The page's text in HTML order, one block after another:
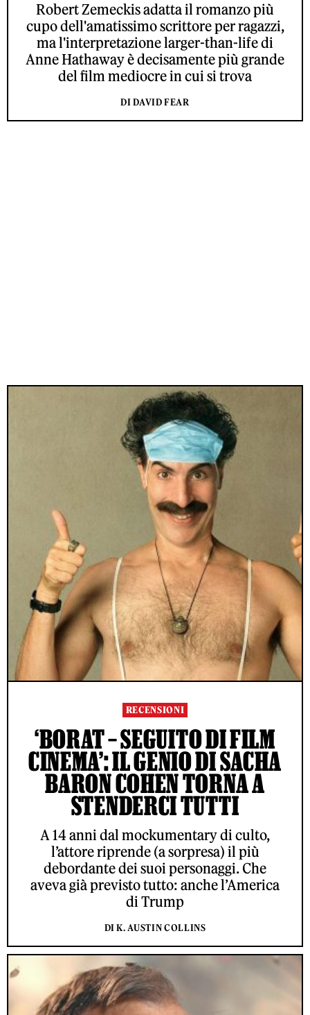
Robert Zemeckis adatta il romanzo più
cupo dell'amatissimo scrittore per ragazzi,
ma l'interpretazione larger-than-life di
Anne Hathaway è decisamente più grande
del film mediocre in cui si trova
DI DAVID FEAR
RECENSIONI
‘BORAT – SEGUITO DI FILM
CINEMA’: IL GENIO DI SACHA
BARON COHEN TORNA A
STENDERCI TUTTI
A 14 anni dal mockumentary di culto,
l’attore riprende (a sorpresa) il più
debordante dei suoi personaggi. Che
aveva già previsto tutto: anche l’America
di Trump
DI K. AUSTIN COLLINS